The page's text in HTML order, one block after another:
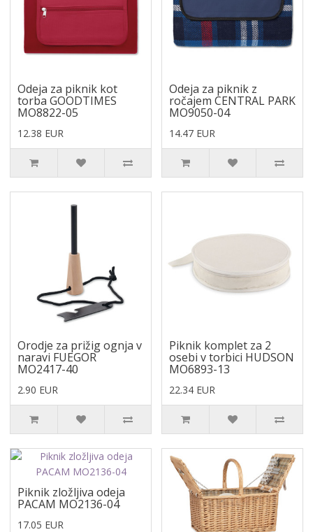
Odeja za piknik kot
torba GOODTIMES
MO8822-05
12.38 EUR
Odeja za piknik z
ročajem CENTRAL PARK
MO9050-04
14.47 EUR
Orodje za prižig ognja v
naravi FUEGOR
MO2417-40
2.90 EUR
Piknik komplet za 2
osebi v torbici HUDSON
MO6893-13
22.34 EUR
Piknik zložljiva odeja
PACAM MO2136-04
17.05 EUR